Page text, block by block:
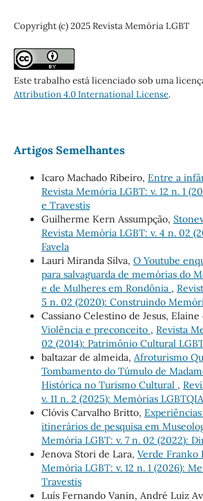
Copyright (c) 2025 Revista Memória LGBT
Este trabalho está licenciado sob uma
Attribution 4.0 International License.
Artigos Semelhantes
Icaro Machado Ribeiro, Entre a
Revista Memória LGBT: v. 12 n. 1
e Travestis
Guilherme Kern Assumpção,
Revista Memória LGBT: v. 4 n. 02
Favela
Lauri Miranda Silva, O Youtube
para salvaguarda de memórias do
e de Mulheres em Rondônia ,
5 n. 02 (2020): Construindo
Cassiano Celestino de Jesus, Elaine
Violência e preconceito , Revista
02 (2014): Patrimônio Cultural
baltazar de almeida, Afroturismo
Tombamento do Túmulo de
Histórica no Turismo Cultural ,
v. 11 n. 2 (2025): Memórias
Clóvis Carvalho Britto,
itinerários de pesquisa em
Memória LGBT: v. 7 n. 02 (2022):
Jenova Stori de Lara, Verde Franko
Memória LGBT: v. 12 n. 1 (2026):
Travestis
Luís Fernando Vanin, André Luiz